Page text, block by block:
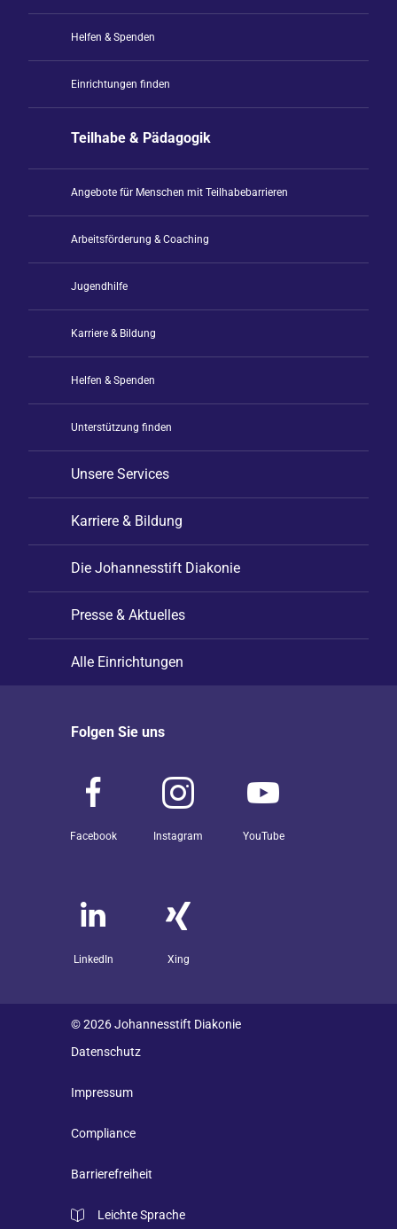
Helfen & Spenden
Einrichtungen finden
Teilhabe & Pädagogik
Angebote für Menschen mit Teilhabebarrieren
Arbeitsförderung & Coaching
Jugendhilfe
Karriere & Bildung
Helfen & Spenden
Unterstützung finden
Unsere Services
Karriere & Bildung
Die Johannesstift Diakonie
Presse & Aktuelles
Alle Einrichtungen
Folgen Sie uns
Facebook Instagram YouTube
LinkedIn Xing
© 2026 Johannesstift Diakonie
Datenschutz
Impressum
Compliance
Barrierefreiheit
Leichte Sprache